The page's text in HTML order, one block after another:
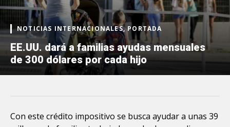
NOTICIAS INTERNACIONALES, PORTADA
EE.UU. dará a familias ayudas mensuales
de 300 dólares por cada hijo
Con este crédito impositivo se busca ayudar a unas 39